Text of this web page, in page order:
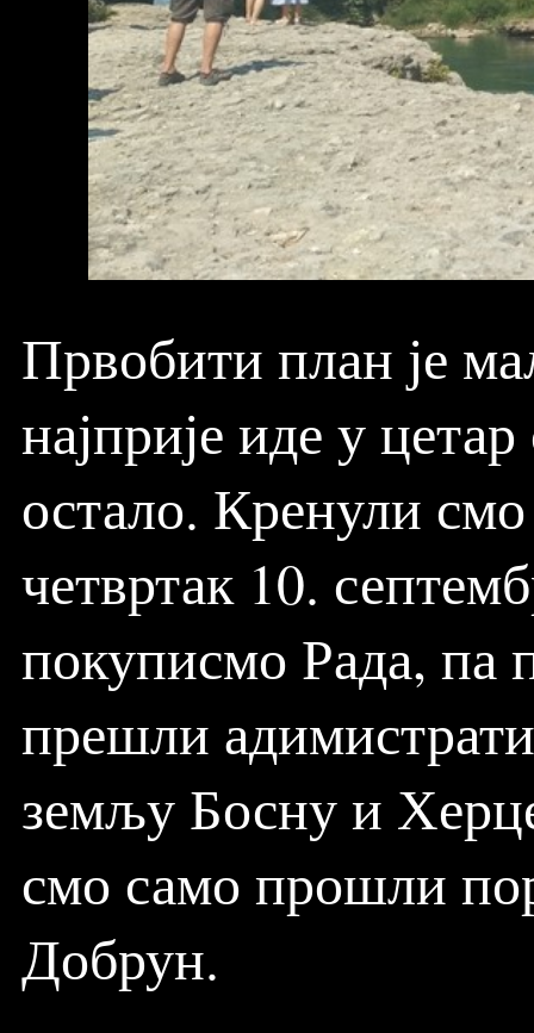
Првобити план је
најприје иде у
остало. Кренули
четвртак 10.
покуписмо Рада, па
прешли
земљу Босну и
смо само прошли
Добрун.